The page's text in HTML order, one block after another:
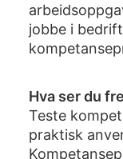
jobbe i
Hva ser du
Teste
praktisk